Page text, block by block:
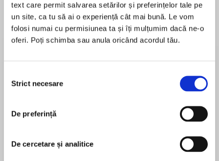
text care permit salvarea setărilor și preferințelor tale pe
un site, ca tu să ai o experiență cât mai bună. Le vom
folosi numai cu permisiunea ta și îți mulțumim dacă ne-o
oferi. Poți schimba sau anula oricând acordul tău.
consimțământului
Strict necesare
De preferință
De cercetare și analitice
Desprecarte
The explosive conclusion to Veronica Roth's #1
New York Times bestselling Divergent series of
world was a lie? What if a single revelation—like
a single choice—changed everything? What if
expected?
MAI MULT
pentru această carte
Veronica Roth